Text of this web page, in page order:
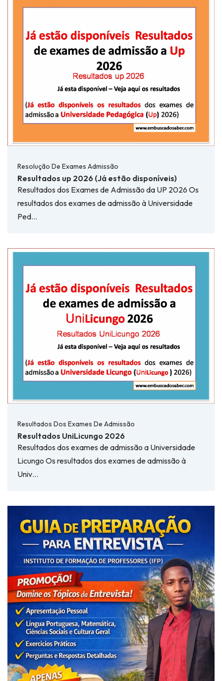
Resolução De Exames Admissão
Resultados up 2026 (Já estão disponíveis)
Resultados dos Exames de Admissão da UP 2026 Os
resultados dos exames de admissão à Universidade
Ped…
Resultados Dos Exames De Admissão
Resultados UniLicungo 2026
Resultados dos exames de admissão a Universidade
Licungo Os resultados dos exames de admissão à
Univ…